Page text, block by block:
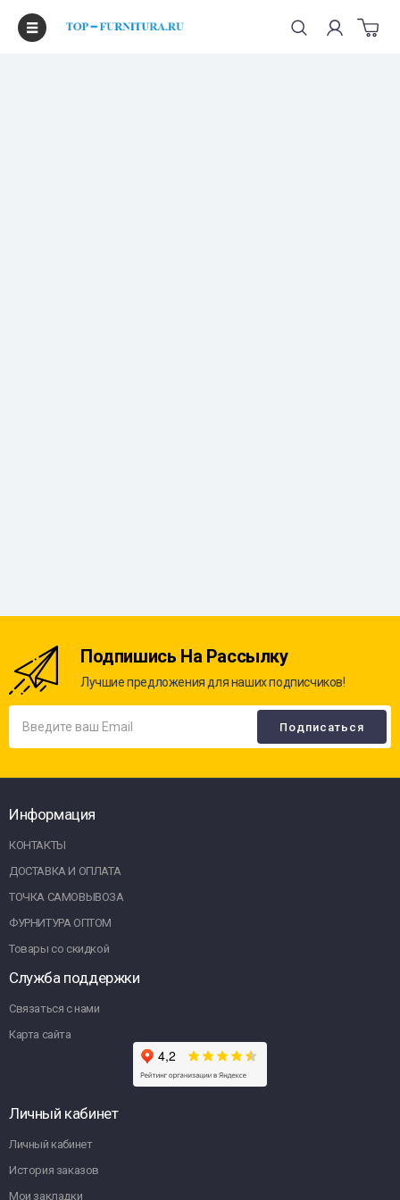
Подпишись На Рассылку
Лучшие предложения для наших подписчиков!
Информация
КОНТАКТЫ
ДОСТАВКА И ОПЛАТА
ТОЧКА САМОВЫВОЗА
ФУРНИТУРА ОПТОМ
Товары со скидкой
Служба поддержки
Связаться с нами
Карта сайта
Личный кабинет
Личный кабинет
История заказов
Мои закладки